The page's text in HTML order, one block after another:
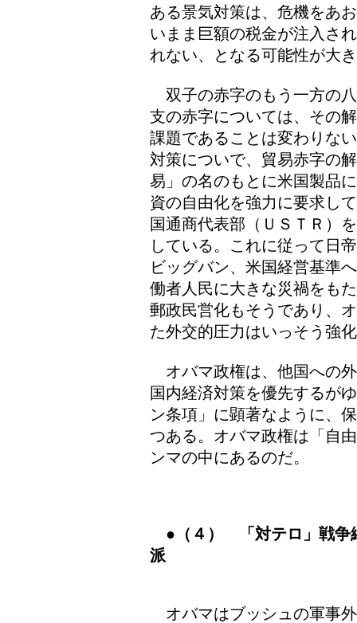
ある景気対策は、危機をあ
いまま巨額の税金が注入さ
れない、となる可能性が大
双子の赤字のもう一方の
支の赤字については、その
課題であることは変わりな
対策についで、貿易赤字の
易」の名のもとに米国製品
資の自由化を強力に要求し
国通商代表部（ＵＳＴＲ）
している。これに従って日
ビッグバン、米国経営基準
働者人民に大きな災禍をも
郵政民営化もそうであり、
た外交的圧力はいっそう強
オバマ政権は、他国への
国内経済対策を優先するが
ン条項」に顕著なように、
つある。オバマ政権は「自
ンマの中にあるのだ。
●（４） 「対テロ」戦争
派
オバマはブッシュの軍事